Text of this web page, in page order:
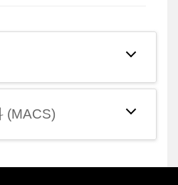
(MACS)